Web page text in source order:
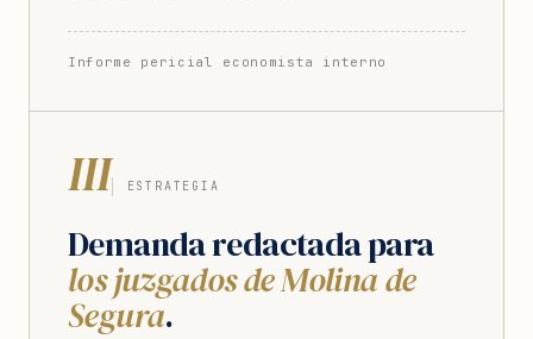
Informe pericial economista interno
III ESTRATEGIA
Demanda redactada para
los juzgados de Molina de
Segura.